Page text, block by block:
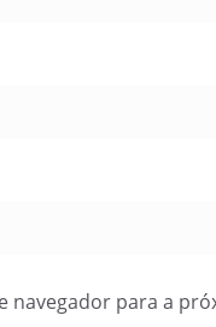
navegador para a